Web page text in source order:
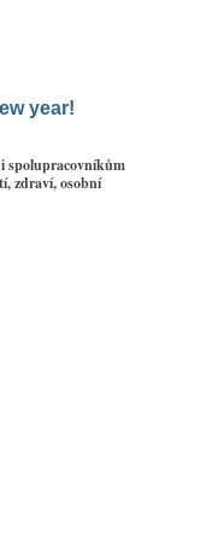
year!
i spolupracovníkům
zdraví, osobní